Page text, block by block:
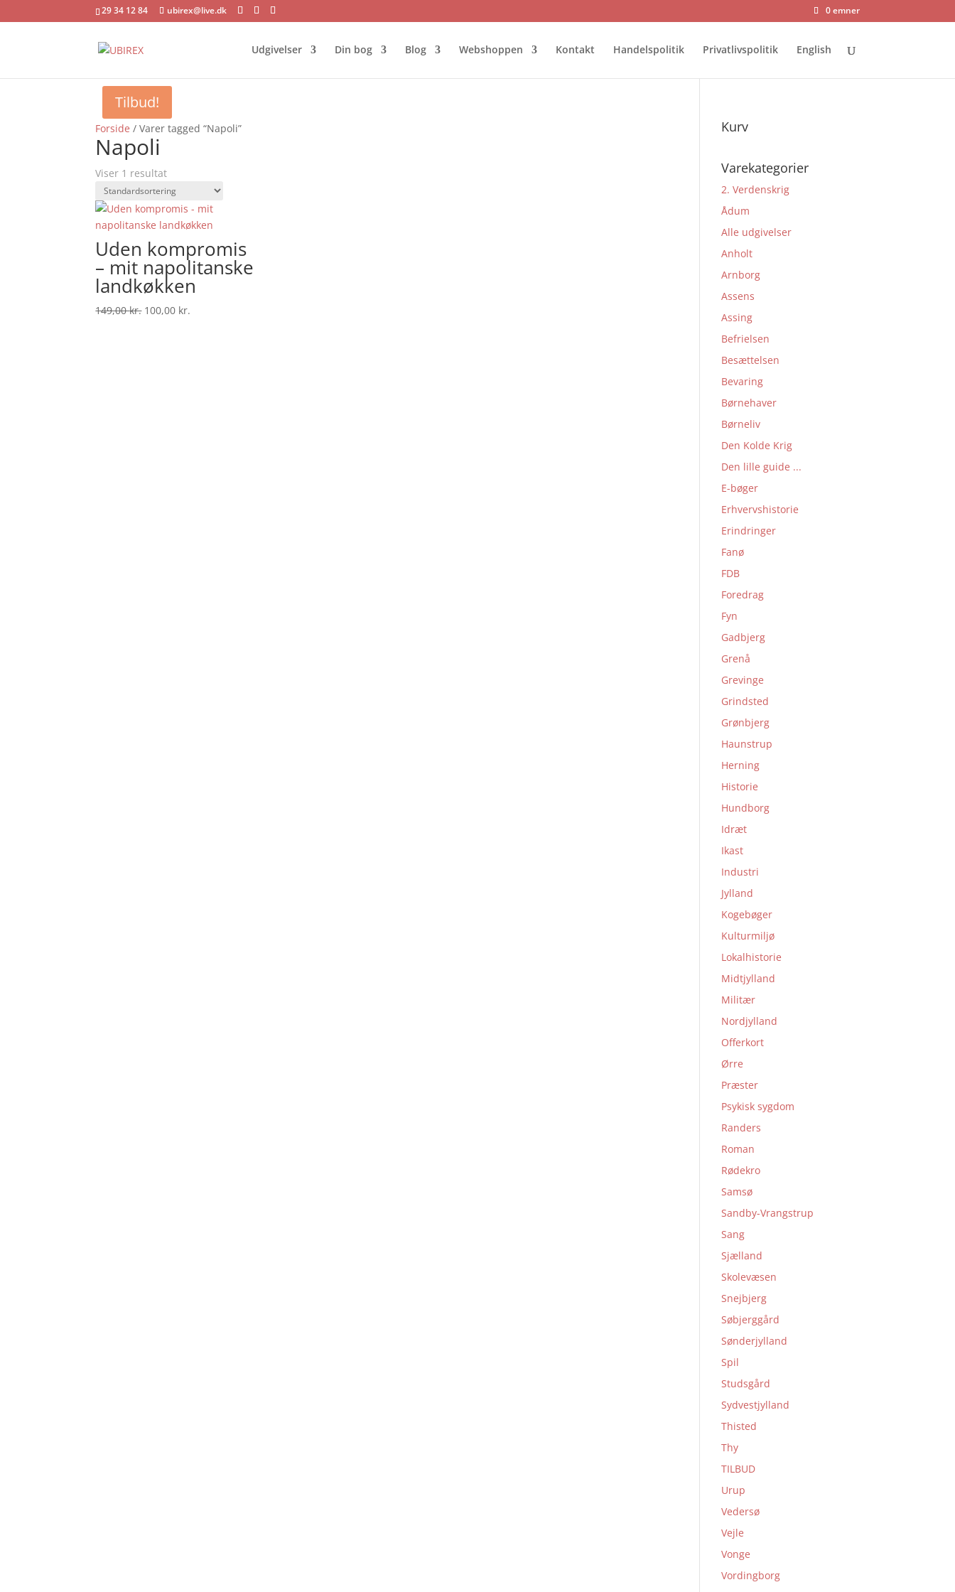
29 34 12 84 ubirex@live.dk 0 emner
Udgivelser Din bog Blog Webshoppen Kontakt Handelspolitik Privatlivspolitik English
Forside / Varer tagged “Napoli”
Napoli
Viser 1 resultat
Tilbud!
Uden kompromis
– mit napolitanske
landkøkken
149,00kr. Den
100,00 kr.
Kurv
Varekategorier
2. Verdenskrig
Ådum
Alle udgivelser
Anholt
Arnborg
Assens
Assing
Befrielsen
Besættelsen
Bevaring
Børnehaver
Børneliv
Den Kolde Krig
Den lille guide ...
E-bøger
Erhvervshistorie
Erindringer
Fanø
FDB
Foredrag
Fyn
Gadbjerg
Grenå
Grevinge
Grindsted
Grønbjerg
Haunstrup
Herning
Historie
Hundborg
Idræt
Ikast
Industri
Jylland
Kogebøger
Kulturmiljø
Lokalhistorie
Midtjylland
Militær
Nordjylland
Offerkort
Ørre
Præster
Psykisk sygdom
Randers
Roman
Rødekro
Samsø
Sandby-Vrangstrup
Sang
Sjælland
Skolevæsen
Snejbjerg
Søbjerggård
Sønderjylland
Spil
Studsgård
Sydvestjylland
Thisted
Thy
TILBUD
Urup
Vedersø
Vejle
Vonge
Vordingborg